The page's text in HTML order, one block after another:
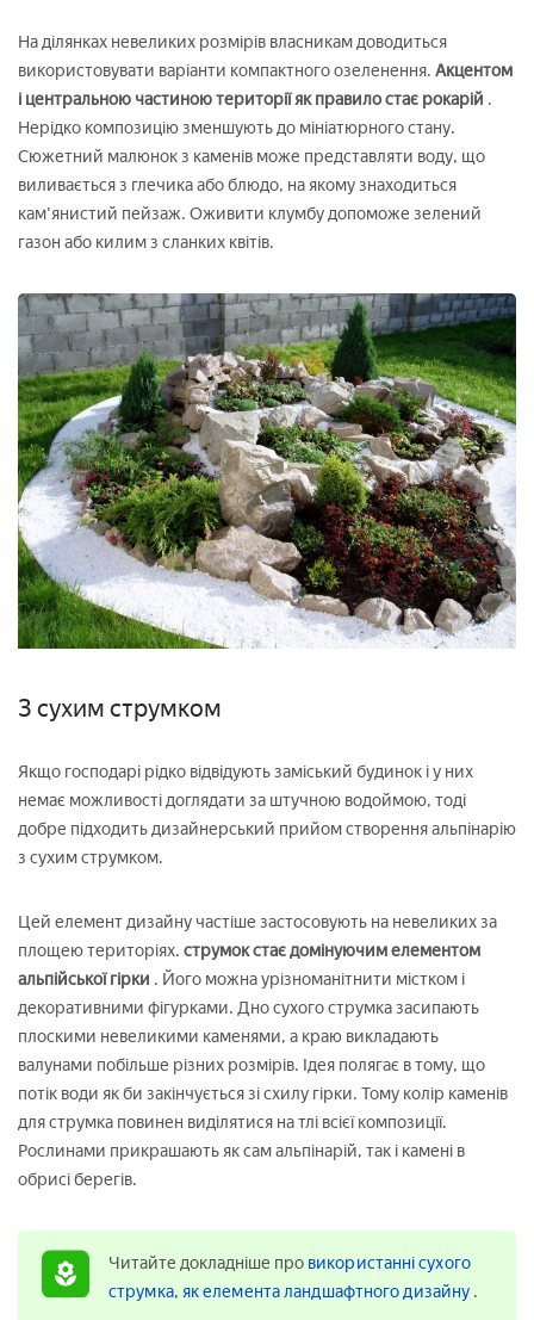
На ділянках невеликих розмірів власникам доводиться
використовувати варіанти компактного озеленення. Акцентом
і центральною частиною території як правило стає рокарій .
Нерідко композицію зменшують до мініатюрного стану.
Сюжетний малюнок з каменів може представляти воду, що
виливається з глечика або блюдо, на якому знаходиться
кам'янистий пейзаж. Оживити клумбу допоможе зелений
газон або килим з сланких квітів.
З сухим струмком
Якщо господарі рідко відвідують заміський будинок і у них
немає можливості доглядати за штучною водоймою, тоді
добре підходить дизайнерський прийом створення альпінарію
з сухим струмком.
Цей елемент дизайну частіше застосовують на невеликих за
площею територіях. струмок стає домінуючим елементом
альпійської гірки . Його можна урізноманітнити містком і
декоративними фігурками. Дно сухого струмка засипають
плоскими невеликими каменями, а краю викладають
валунами побільше різних розмірів. Ідея полягає в тому, що
потік води як би закінчується зі схилу гірки. Тому колір каменів
для струмка повинен виділятися на тлі всієї композиції.
Рослинами прикрашають як сам альпінарій, так і камені в
обрисі берегів.
Читайте докладніше про використанні сухого
струмка, як елемента ландшафтного дизайну .